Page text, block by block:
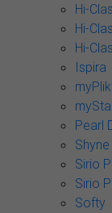
Hi-
Hi-
Hi-
Ispira
Pearl
Shyne
Sirio
Sirio
Softy